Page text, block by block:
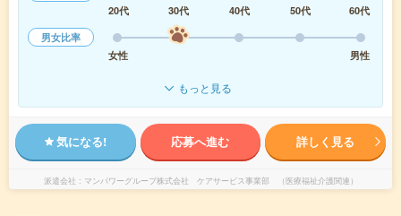
20代
30代 40代 50代
60代
男女比率
女性
男性
もっと見る
気になる! 応募へ進む 詳しく見る
派遣会社 マンパワーグループ株式会社 ケアサービス事業部 （医療福祉介護関連）